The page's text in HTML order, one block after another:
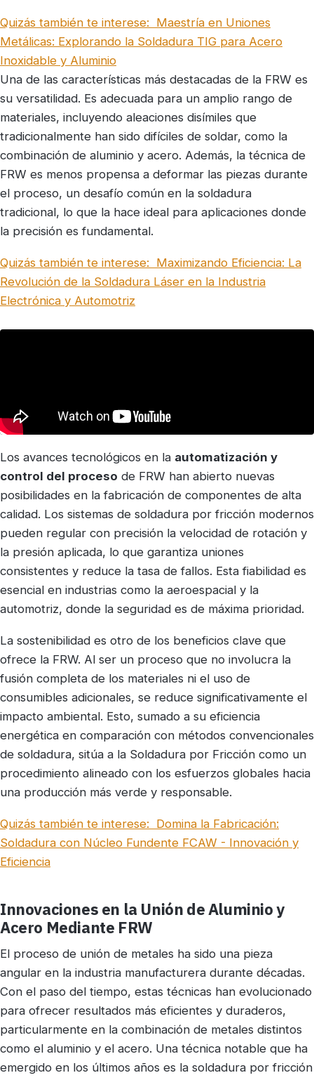
Quizás también te interese: Maestría en Uniones
Metálicas: Explorando la Soldadura TIG para Acero
Inoxidable y Aluminio
Una de las características más destacadas de la FRW es
su versatilidad. Es adecuada para un amplio rango de
materiales, incluyendo aleaciones disímiles que
tradicionalmente han sido difíciles de soldar, como la
combinación de aluminio y acero. Además, la técnica de
FRW es menos propensa a deformar las piezas durante
el proceso, un desafío común en la soldadura
tradicional, lo que la hace ideal para aplicaciones donde
la precisión es fundamental.
Quizás también te interese: Maximizando Eficiencia: La
Revolución de la Soldadura Láser en la Industria
Electrónica y Automotriz
Los avances tecnológicos en la automatización y
control del proceso de FRW han abierto nuevas
posibilidades en la fabricación de componentes de alta
calidad. Los sistemas de soldadura por fricción modernos
pueden regular con precisión la velocidad de rotación y
la presión aplicada, lo que garantiza uniones
consistentes y reduce la tasa de fallos. Esta fiabilidad es
esencial en industrias como la aeroespacial y la
automotriz, donde la seguridad es de máxima prioridad.
La sostenibilidad es otro de los beneficios clave que
ofrece la FRW. Al ser un proceso que no involucra la
fusión completa de los materiales ni el uso de
consumibles adicionales, se reduce significativamente el
impacto ambiental. Esto, sumado a su eficiencia
energética en comparación con métodos convencionales
de soldadura, sitúa a la Soldadura por Fricción como un
procedimiento alineado con los esfuerzos globales hacia
una producción más verde y responsable.
Quizás también te interese: Domina la Fabricación:
Soldadura con Núcleo Fundente FCAW - Innovación y
Eficiencia
Innovaciones en la Unión de Aluminio y
Acero Mediante FRW
El proceso de unión de metales ha sido una pieza
angular en la industria manufacturera durante décadas.
Con el paso del tiempo, estas técnicas han evolucionado
para ofrecer resultados más eficientes y duraderos,
particularmente en la combinación de metales distintos
como el aluminio y el acero. Una técnica notable que ha
emergido en los últimos años es la soldadura por fricción